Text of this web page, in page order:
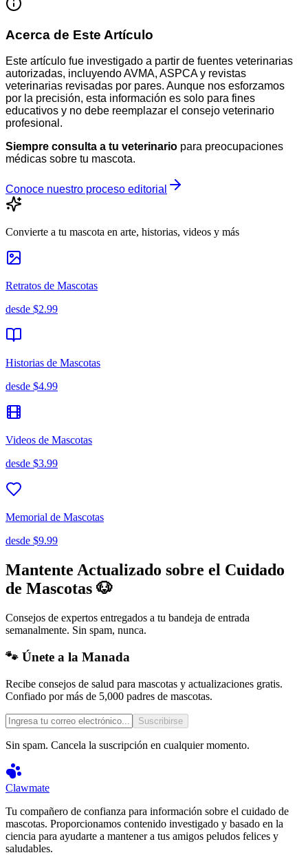
Acerca de Este Artículo
Este artículo fue investigado a partir de fuentes veterinarias
autorizadas, incluyendo AVMA, ASPCA y revistas
veterinarias revisadas por pares. Aunque nos esforzamos
por la precisión, esta información es solo para fines
educativos y no debe reemplazar el consejo veterinario
profesional.
Siempre consulta a tu veterinario para preocupaciones
médicas sobre tu mascota.
Conoce nuestro proceso editorial
Convierte a tu mascota en arte, historias, videos y más
Retratos de Mascotas
desde $2.99
Historias de Mascotas
desde $4.99
Videos de Mascotas
desde $3.99
Memorial de Mascotas
desde $9.99
Mantente Actualizado sobre el Cuidado
de Mascotas 🐶
Consejos de expertos entregados a tu bandeja de entrada
semanalmente. Sin spam, nunca.
🐾 Únete a la Manada
Recibe consejos de salud para mascotas y actualizaciones gratis.
Confiado por más de 5,000 padres de mascotas.
Suscribirse
Sin spam. Cancela la suscripción en cualquier momento.
Clawmate
Tu compañero de confianza para información sobre el cuidado de
mascotas. Proporcionamos contenido investigado y basado en la
ciencia para ayudarte a mantener a tus amigos peludos felices y
saludables.